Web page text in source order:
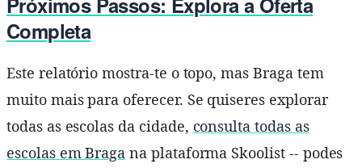
Completa
Este relatório mostra-te o topo, mas Braga tem
muito mais para oferecer. Se quiseres explorar
todas as escolas da cidade, consulta todas as
escolas em Braga na plataforma Skoolist -- podes